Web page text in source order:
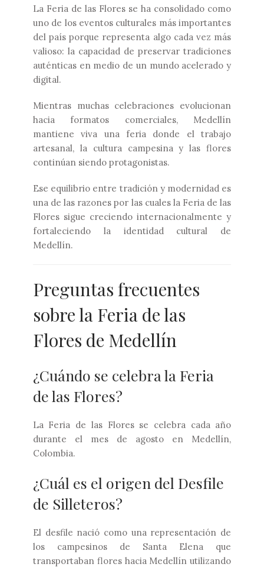
La Feria de las Flores se ha consolidado como
uno de los eventos culturales más importantes
del país porque representa algo cada vez más
valioso: la capacidad de preservar tradiciones
auténticas en medio de un mundo acelerado y
digital.
Mientras muchas celebraciones evolucionan
hacia formatos comerciales, Medellín
mantiene viva una feria donde el trabajo
artesanal, la cultura campesina y las flores
continúan siendo protagonistas.
Ese equilibrio entre tradición y modernidad es
una de las razones por las cuales la Feria de las
Flores sigue creciendo internacionalmente y
fortaleciendo la identidad cultural de
Medellín.
Preguntas frecuentes
sobre la Feria de las
Flores de Medellín
¿Cuándo se celebra la Feria
de las Flores?
La Feria de las Flores se celebra cada año
durante el mes de agosto en Medellín,
Colombia.
¿Cuál es el origen del Desfile
de Silleteros?
El desfile nació como una representación de
los campesinos de Santa Elena que
transportaban flores hacia Medellín utilizando